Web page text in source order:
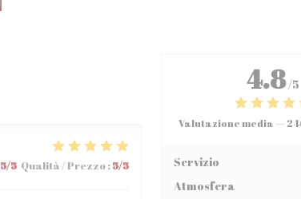
5/5 Qualità / Prezzo:5/5
4.8/5
Valutazione media —
Servizio
Atmosfera